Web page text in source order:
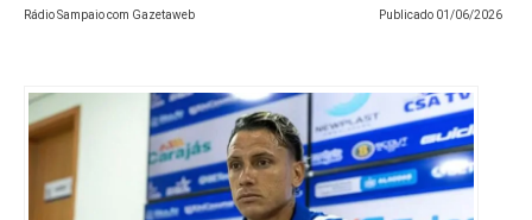
Rádio Sampaio com Gazetaweb Publicado 01/06/2026